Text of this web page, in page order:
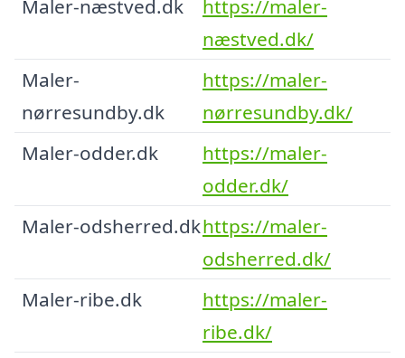
Maler-næstved.dk
https://maler-
næstved.dk/
Maler-
nørresundby.dk
https://maler-
nørresundby.dk/
Maler-odder.dk
https://maler-
odder.dk/
Maler-odsherred.dkhttps://maler-
odsherred.dk/
Maler-ribe.dk
https://maler-
ribe.dk/